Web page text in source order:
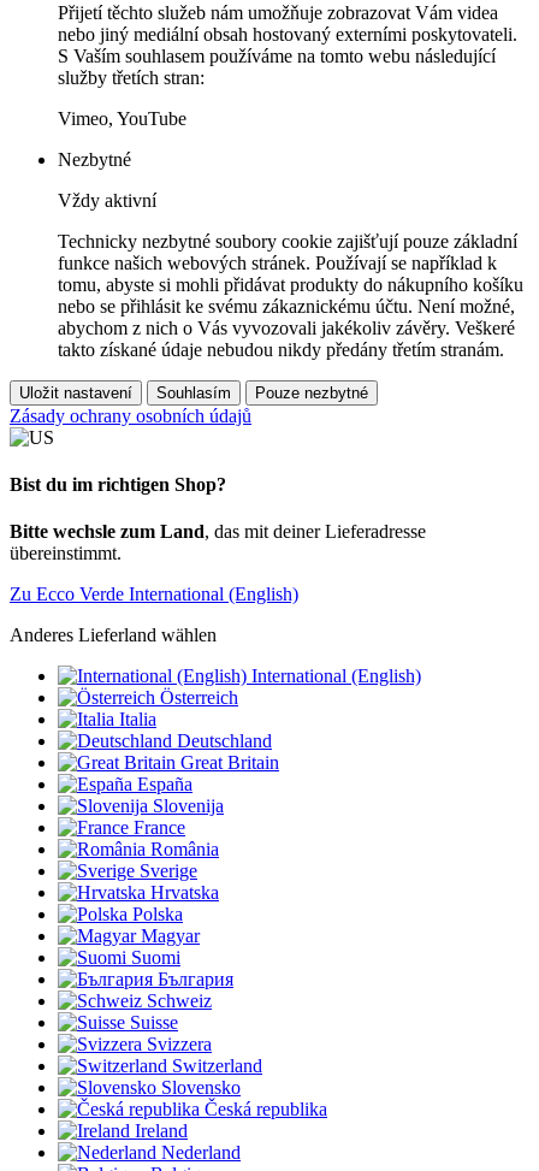
Přijetí těchto služeb nám umožňuje zobrazovat Vám videa
nebo jiný mediální obsah hostovaný externími poskytovateli.
S Vaším souhlasem používáme na tomto webu následující
služby třetích stran:
Vimeo, YouTube
Nezbytné
Vždy aktivní
Technicky nezbytné soubory cookie zajišťují pouze základní
funkce našich webových stránek. Používají se například k
tomu, abyste si mohli přidávat produkty do nákupního košíku
nebo se přihlásit ke svému zákaznickému účtu. Není možné,
abychom z nich o Vás vyvozovali jakékoliv závěry. Veškeré
takto získané údaje nebudou nikdy předány třetím stranám.
Uložit nastavení Souhlasím Pouze nezbytné
Zásady ochrany osobních údajů
Bist du im richtigen Shop?
Bitte wechsle zum Land, das mit deiner Lieferadresse
übereinstimmt.
Zu Ecco Verde International (English)
Anderes Lieferland wählen
International (English)
Österreich
Italia
Deutschland
Great Britain
España
Slovenija
France
România
Sverige
Hrvatska
Polska
Magyar
Suomi
България
Schweiz
Suisse
Svizzera
Switzerland
Slovensko
Česká republika
Ireland
Nederland